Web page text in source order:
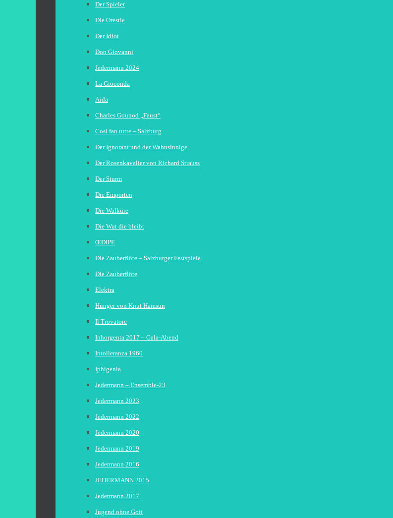
Der Spieler
Die Orestie
Der Idiot
Don Giovanni
Jedermann 2024
La Gioconda
Aida
Charles Gounod „Faust“
Cosi fan tutte – Salzburg
Der Ignorant und der Wahnsinnige
Der Rosenkavalier von Richard Strauss
Der Sturm
Die Empörten
Die Walküre
Die Wut die bleibt
ŒDIPE
Die Zauberflöte – Salzburger Festspiele
Die Zauberflöte
Elektra
Hunger von Knut Hamsun
Il Trovatore
Inhorgenta 2017 – Gala-Abend
Intolleranza 1960
Iphigenia
Jedermann – Ensemble-23
Jedermann 2023
Jedermann 2022
Jedermann 2020
Jedermann 2019
Jedermann 2016
JEDERMANN 2015
Jedermann 2017
Jugend ohne Gott